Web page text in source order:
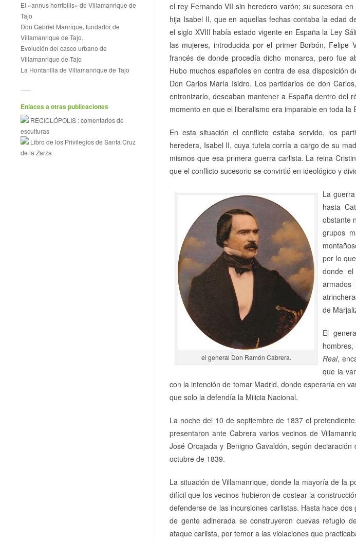
El «annus horribilis» de Villamanrique de
Tajo
Don Gabriel Manrique, fundador de
Villamanrique de Tajo.
Evolución del casco urbano de
Villamanrique de Tajo
La Hontanilla de Villamanrique de Tajo
Enlaces a otras publicaciones
RECICLÓPOLIS : comentarios de
esculturas
Libro de los Privilegios de Santa Cruz
de la Zarza
el rey Fernando VII sin heredero varón; su sucesora
hija Isabel II, que en aquellas fechas contaba la edad
el siglo XVIII había estado vigente en España la Ley
las mujeres, introducida por el primer Borbón, Felipe
francés de donde procedía dicho monarca, pero fue
Hubo muchos españoles en contra de esa disposición
Don Carlos María Isidro. Los partidarios de don
entronizarlo, deseaban mantener a España dentro del
momento en que el liberalismo era imparable en toda la
En esta situación el conflicto estaba servido, los
heredera, Isabel II, cuya tutela corría a cargo de su
mismos que esa primera guerra carlista. La reina
que el conflicto sucesorio se convirtió en ideológico y
el general Don Ramón Cabrera.
La
hasta
obstante
grupos
por lo
donde el
de
El
Real,
que la
con la intención de tomar Madrid, donde esperaría en
que solo la defendía la Milicia Nacional.
La noche del 10 de septiembre de 1837 el
presentaron ante Cabrera varios vecinos de
José Orcajada y Benigno Gavaldón, según
octubre de 1839.
La situación de Villamanrique, donde la mayoría de la
difícil que los vecinos hubieron de costear la
defenderse de las incursiones carlistas. Hasta hace
de gente adinerada se construyeron cuevas refugio
ataque carlista, por temor a las violaciones que